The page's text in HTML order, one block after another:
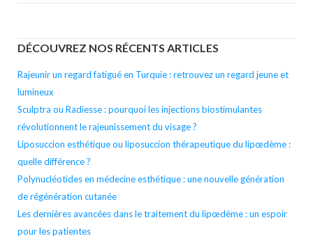
DÉCOUVREZ NOS RÉCENTS ARTICLES
Rajeunir un regard fatigué en Turquie : retrouvez un regard jeune et
lumineux
Sculptra ou Radiesse : pourquoi les injections biostimulantes
révolutionnent le rajeunissement du visage ?
Liposuccion esthétique ou liposuccion thérapeutique du lipœdème :
quelle différence ?
Polynucléotides en médecine esthétique : une nouvelle génération
de régénération cutanée
Les dernières avancées dans le traitement du lipœdème : un espoir
pour les patientes